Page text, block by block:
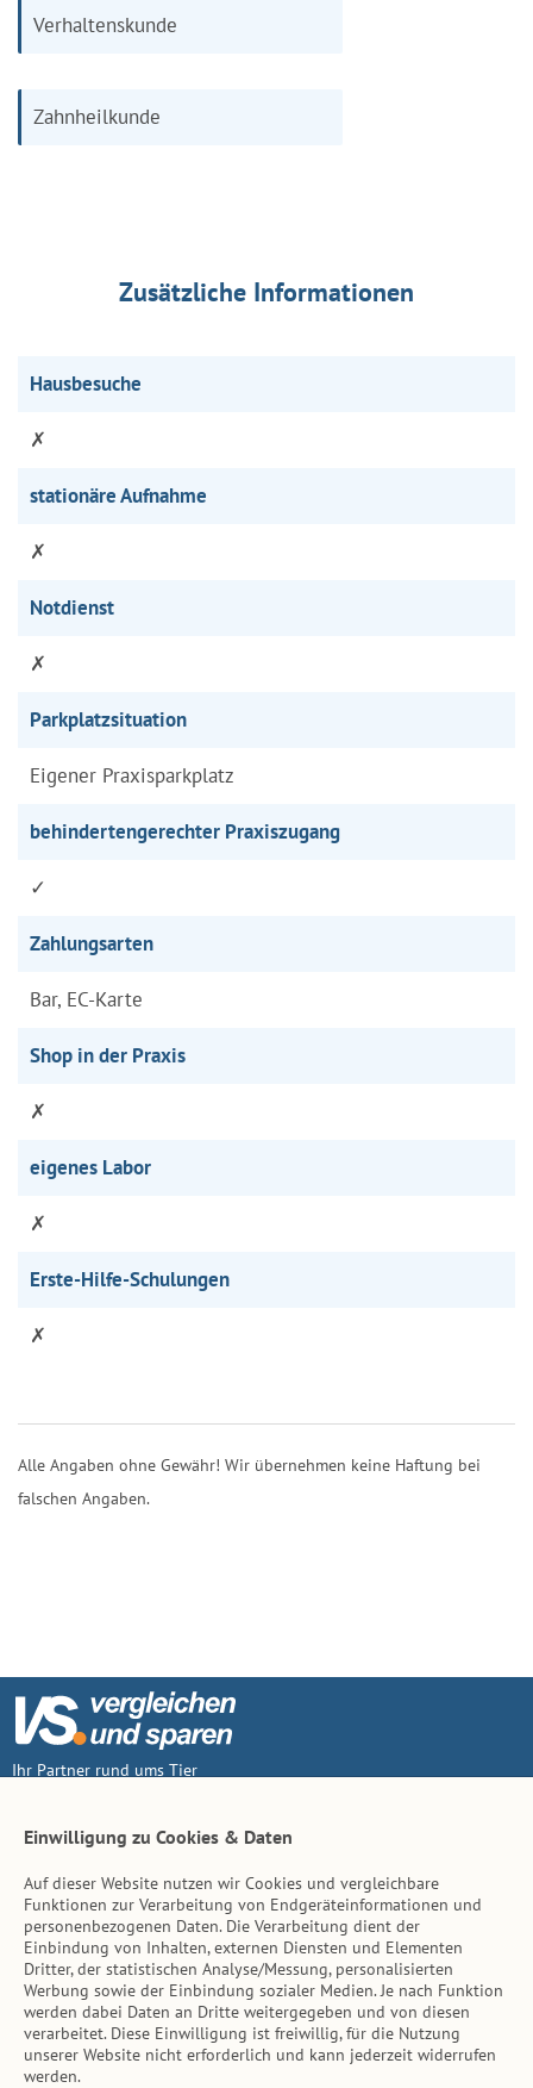
Verhaltenskunde
Zahnheilkunde
Zusätzliche Informationen
Hausbesuche
✗
stationäre Aufnahme
✗
Notdienst
✗
Parkplatzsituation
Eigener Praxisparkplatz
behindertengerechter Praxiszugang
✓
Zahlungsarten
Bar, EC-Karte
Shop in der Praxis
✗
eigenes Labor
✗
Erste-Hilfe-Schulungen
✗
Alle Angaben ohne Gewähr! Wir übernehmen keine Haftung bei
falschen Angaben.
Ihr Partner rund ums Tier
Inhalt
Tierarzt-Suche
Hinweise
AGB
Impressum
Einwilligung zu Cookies & Daten
Auf dieser Website nutzen wir Cookies und vergleichbare
Funktionen zur Verarbeitung von Endgeräteinformationen und
personenbezogenen Daten. Die Verarbeitung dient der
Einbindung von Inhalten, externen Diensten und Elementen
Dritter, der statistischen Analyse/Messung, personalisierten
Werbung sowie der Einbindung sozialer Medien. Je nach Funktion
werden dabei Daten an Dritte weitergegeben und von diesen
verarbeitet. Diese Einwilligung ist freiwillig, für die Nutzung
unserer Website nicht erforderlich und kann jederzeit widerrufen
werden.